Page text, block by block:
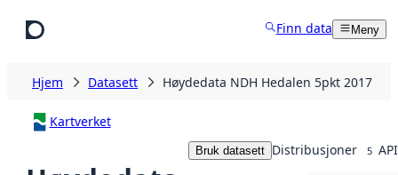
Finn data Meny
Hjem Datasett Høydedata NDH Hedalen 5pkt 2017
Kartverket
Bruk datasett Distribusjoner 5